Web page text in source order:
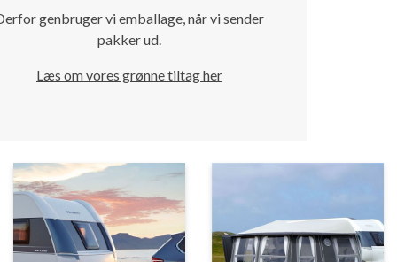
genbruger vi emballage, når vi sender
pakker ud.
Læs om vores grønne tiltag her